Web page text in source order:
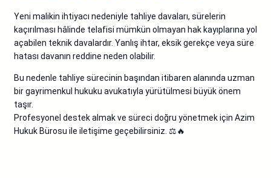
Yeni malikin ihtiyacı nedeniyle tahliye davaları, sürelerin
kaçırılması hâlinde telafisi mümkün olmayan hak kayıplarına yol
açabilen teknik davalardır. Yanlış ihtar, eksik gerekçe veya süre
hatası davanın reddine neden olabilir.
Bu nedenle tahliye sürecinin başından itibaren alanında uzman
bir gayrimenkul hukuku avukatıyla yürütülmesi büyük önem
taşır.
Profesyonel destek almak ve süreci doğru yönetmek için Azim
Hukuk Bürosu ile iletişime geçebilirsiniz. ⚖️🔥